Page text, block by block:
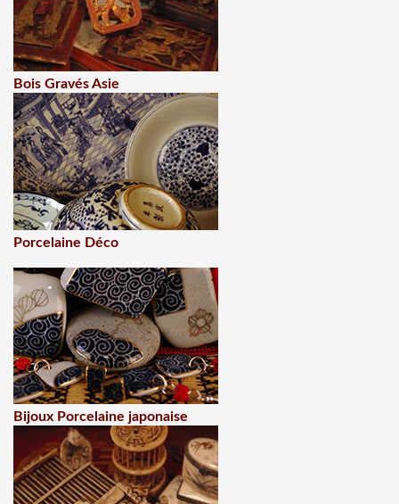
Bois Gravés Asie
Porcelaine Déco
Bijoux Porcelaine japonaise